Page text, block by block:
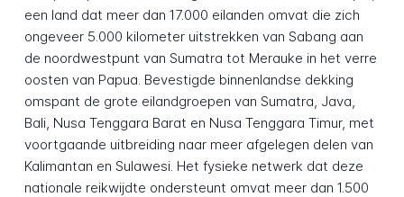
een land dat meer dan 17.000 eilanden omvat die zich
ongeveer 5.000 kilometer uitstrekken van Sabang aan
de noordwestpunt van Sumatra tot Merauke in het verre
oosten van Papua. Bevestigde binnenlandse dekking
omspant de grote eilandgroepen van Sumatra, Java,
Bali, Nusa Tenggara Barat en Nusa Tenggara Timur, met
voortgaande uitbreiding naar meer afgelegen delen van
Kalimantan en Sulawesi. Het fysieke netwerk dat deze
nationale reikwijdte ondersteunt omvat meer dan 1.500